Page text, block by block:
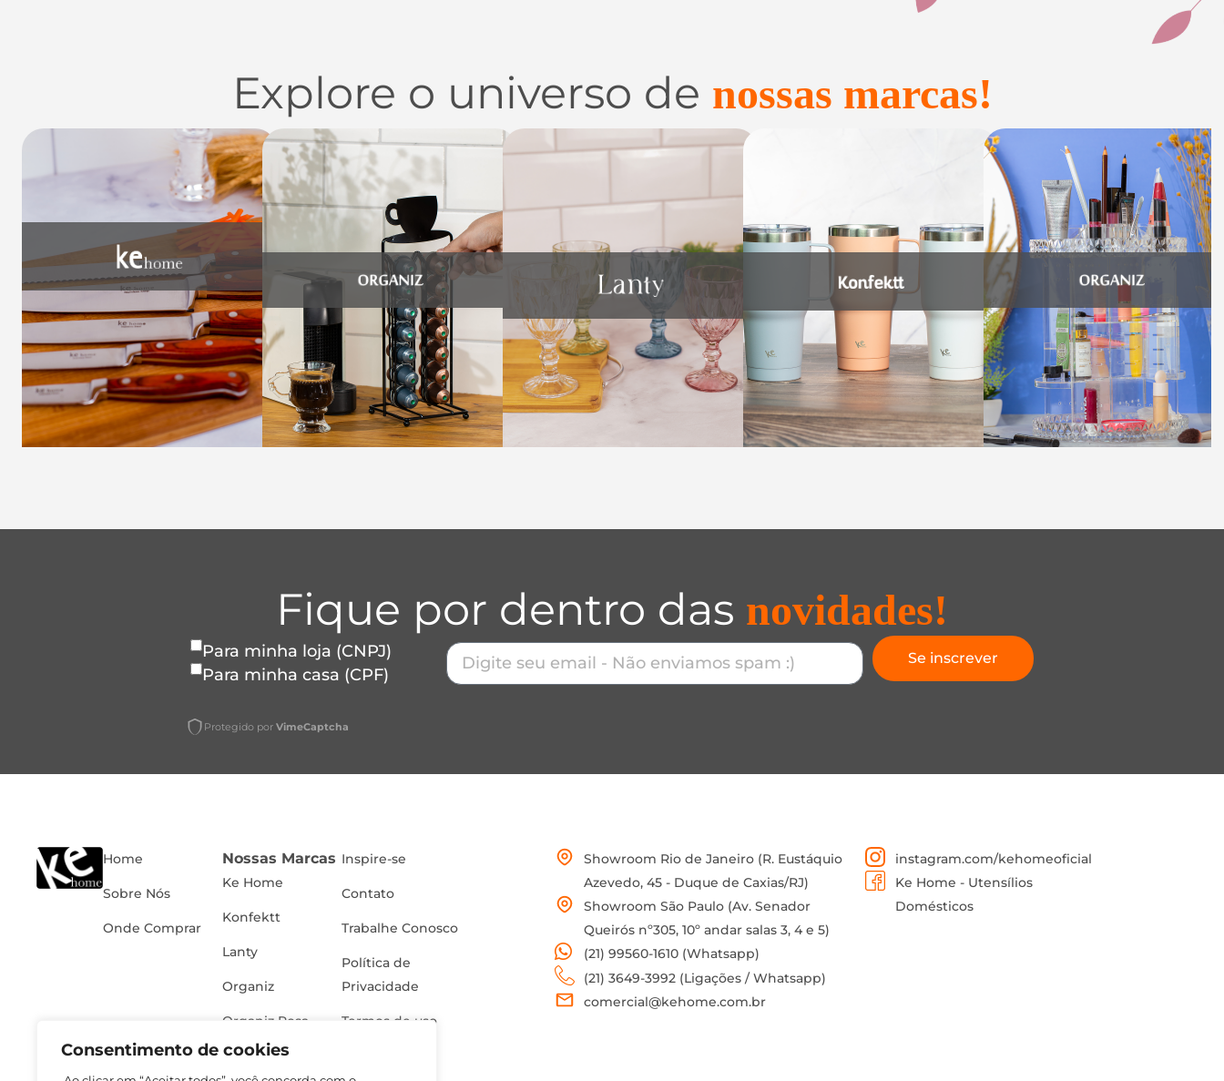
Consentimento de cookies
Explore o universo de nossas marcas!
Utensílios do Lar
Casa e
Organização
Vidro
Acessórios
inteligentes
Fique por dentro das novidades!
Para minha loja (CNPJ)
Para minha casa (CPF)
Se inscrever
Protegido por VimeCaptcha
Home
Sobre Nós
Onde Comprar
Nossas Marcas
Ke Home
Konfektt
Lanty
Organiz
Organiz Rosa
Inspire-se
Contato
Trabalhe Conosco
Política de
Privacidade
Termos de uso
Showroom Rio de Janeiro (R. Eustáquio
Azevedo, 45 - Duque de Caxias/RJ)
Showroom São Paulo (Av. Senador
Queirós nº305, 10º andar salas 3, 4 e 5)
(21) 99560-1610 (Whatsapp)
(21) 3649-3992 (Ligações / Whatsapp)
comercial@kehome.com.br
instagram.com/kehomeoficial
Ke Home - Utensílios
Domésticos